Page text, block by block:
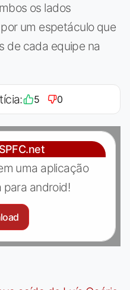
os lados
um espetáculo que
de cada equipe na
5 0
uma aplicação
para android!